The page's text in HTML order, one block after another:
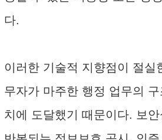
다.
이러한 기술적 지향점이 절실
무자가 마주한 행정 업무의 구
치에 도달했기 때문이다. 보